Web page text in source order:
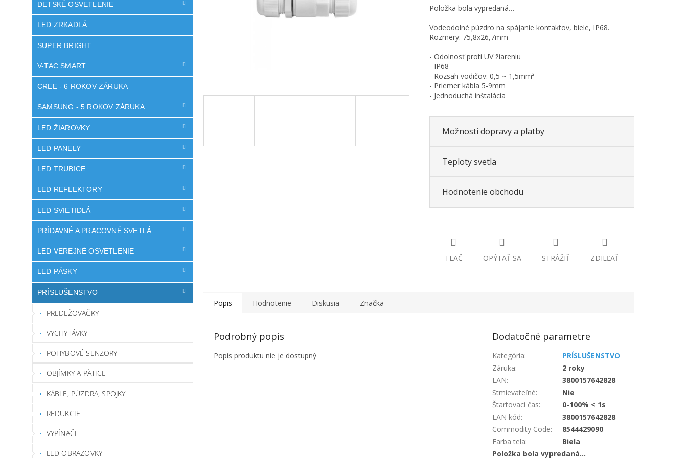
DETSKÉ OSVETLENIE
LED ZRKADLÁ
SUPER BRIGHT
V-TAC SMART
CREE - 6 ROKOV ZÁRUKA
SAMSUNG - 5 ROKOV ZÁRUKA
LED ŽIAROVKY
LED PANELY
LED TRUBICE
LED REFLEKTORY
LED SVIETIDLÁ
PRÍDAVNÉ A PRACOVNÉ SVETLÁ
LED VEREJNÉ OSVETLENIE
LED PÁSKY
PRÍSLUŠENSTVO
PREDLŽOVAČKY
VYCHYTÁVKY
POHYBOVÉ SENZORY
OBJÍMKY A PÄTICE
KÁBLE, PÚZDRA, SPOJKY
REDUKCIE
VYPÍNAČE
LED OBRAZOVKY
Položka bola vypredaná…
Vodeodolné púzdro na spájanie kontaktov, biele, IP68.
Rozmery: 75,8x26,7mm
- Odolnosť proti UV žiareniu
- IP68
- Rozsah vodičov: 0,5 ~ 1,5mm²
- Priemer kábla 5-9mm
- Jednoduchá inštalácia
Možnosti dopravy a platby
Teploty svetla
Hodnotenie obchodu
TLAČ OPÝTAŤ SA STRÁŽIŤ ZDIEĽAŤ
Popis Hodnotenie Diskusia Značka
Podrobný popis
Popis produktu nie je dostupný
Dodatočné parametre
Kategória:
PRÍSLUŠENSTVO
Záruka:
2 roky
EAN:
3800157642828
Stmievateľné:
Nie
Štartovací čas:
0-100% < 1s
EAN kód:
3800157642828
Commodity Code:
8544429090
Farba tela:
Biela
Položka bola vypredaná…